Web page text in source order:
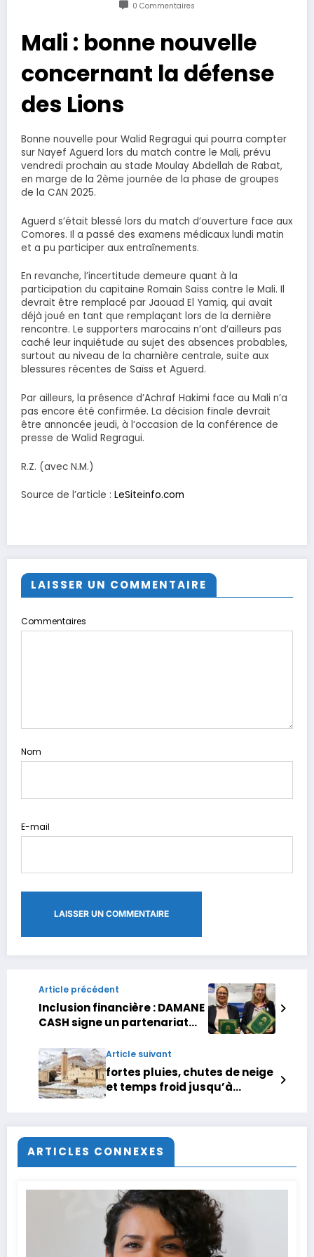
0 Commentaires
Mali : bonne nouvelle
concernant la défense
des Lions
Bonne nouvelle pour Walid Regragui qui pourra compter
sur Nayef Aguerd lors du match contre le Mali, prévu
vendredi prochain au stade Moulay Abdellah de Rabat,
en marge de la 2ème journée de la phase de groupes
de la CAN 2025.
Aguerd s’était blessé lors du match d’ouverture face aux
Comores. Il a passé des examens médicaux lundi matin
et a pu participer aux entraînements.
En revanche, l’incertitude demeure quant à la
participation du capitaine Romain Saïss contre le Mali. Il
devrait être remplacé par Jaouad El Yamiq, qui avait
déjà joué en tant que remplaçant lors de la dernière
rencontre. Le supporters marocains n’ont d’ailleurs pas
caché leur inquiétude au sujet des absences probables,
surtout au niveau de la charnière centrale, suite aux
blessures récentes de Saïss et Aguerd.
Par ailleurs, la présence d’Achraf Hakimi face au Mali n’a
pas encore été confirmée. La décision finale devrait
être annoncée jeudi, à l’occasion de la conférence de
presse de Walid Regragui.
R.Z. (avec N.M.)
Source de l’article : LeSiteinfo.com
LAISSER UN COMMENTAIRE
Commentaires
Nom
E-mail
Article précédent
Inclusion financière : DAMANE
CASH signe un partenariat
GIZ WoMENA, et la FMEF
Article suivant
fortes pluies, chutes de neige
et temps froid jusqu’à
ARTICLES CONNEXES